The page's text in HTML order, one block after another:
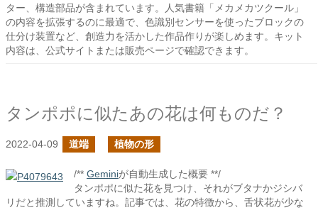
ター、構造部品が含まれています。人気書籍「メカメカツクール」
の内容を拡張するのに最適で、色識別センサーを使ったブロックの
仕分け装置など、創造力を活かした作品作りが楽しめます。キット
内容は、公式サイトまたは販売ページで確認できます。
タンポポに似たあの花は何ものだ？
2022-04-09 道端 植物の形
/** Geminiが自動生成した概要 **/
タンポポに似た花を見つけ、それがブタナかジシバ
リだと推測していますね。記事では、花の特徴から、舌状花が少な